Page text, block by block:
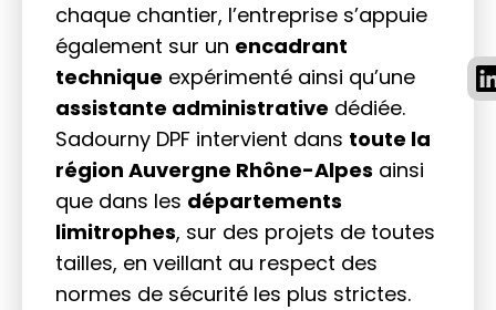
chaque chantier, l’entreprise s’appuie
également sur un encadrant
technique expérimenté ainsi qu’une
assistante administrative dédiée.
Sadourny DPF intervient dans toute la
région Auvergne Rhône-Alpes ainsi
que dans les départements
limitrophes, sur des projets de toutes
tailles, en veillant au respect des
normes de sécurité les plus strictes.